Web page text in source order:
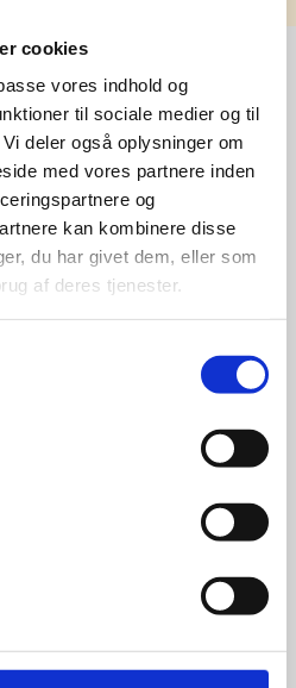
cookies
vores indhold og
til sociale medier og til
deler også oplysninger om
med vores partnere inden
og
kan kombinere disse
du har givet dem, eller som
af deres tjenester.
større
samarbejder vi